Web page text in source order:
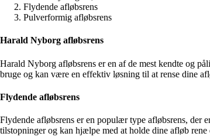
Flydende afløbsrens
Pulverformig afløbsrens
Harald Nyborg afløbsrens
Harald Nyborg afløbsrens er en af de mest kendte og
bruge og kan være en effektiv løsning til at rense dine
Flydende afløbsrens
Flydende afløbsrens er en populær type afløbsrens, der
tilstopninger og kan hjælpe med at holde dine afløb